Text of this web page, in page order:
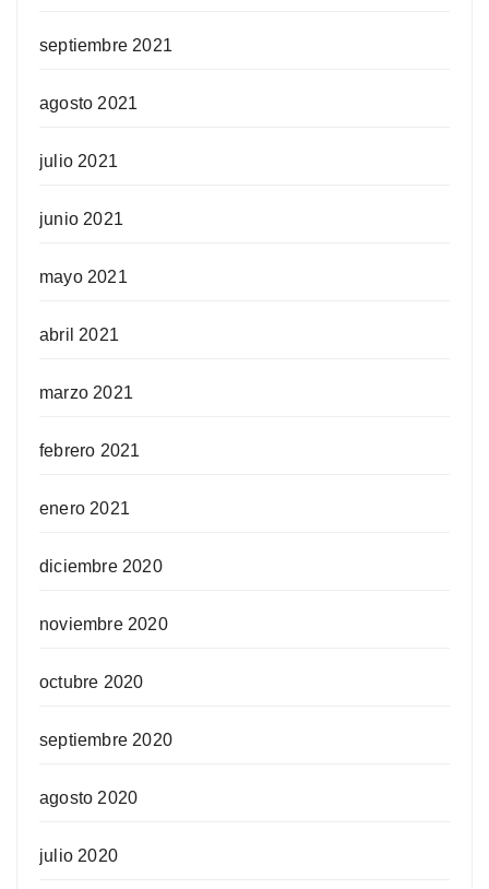
septiembre 2021
agosto 2021
julio 2021
junio 2021
mayo 2021
abril 2021
marzo 2021
febrero 2021
enero 2021
diciembre 2020
noviembre 2020
octubre 2020
septiembre 2020
agosto 2020
julio 2020